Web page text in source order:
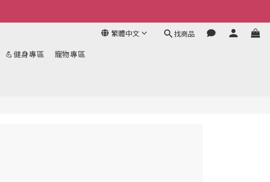
繁體中文 找商品
💪健身專區
寵物專區